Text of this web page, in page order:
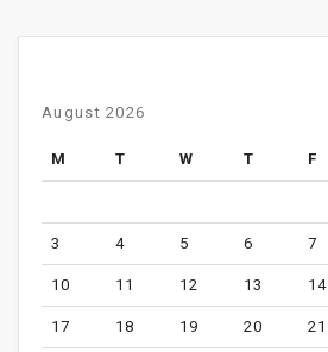
August 2026
M T W T F
3 4 5 6 7
10 11 12 13 14
17 18 19 20 21